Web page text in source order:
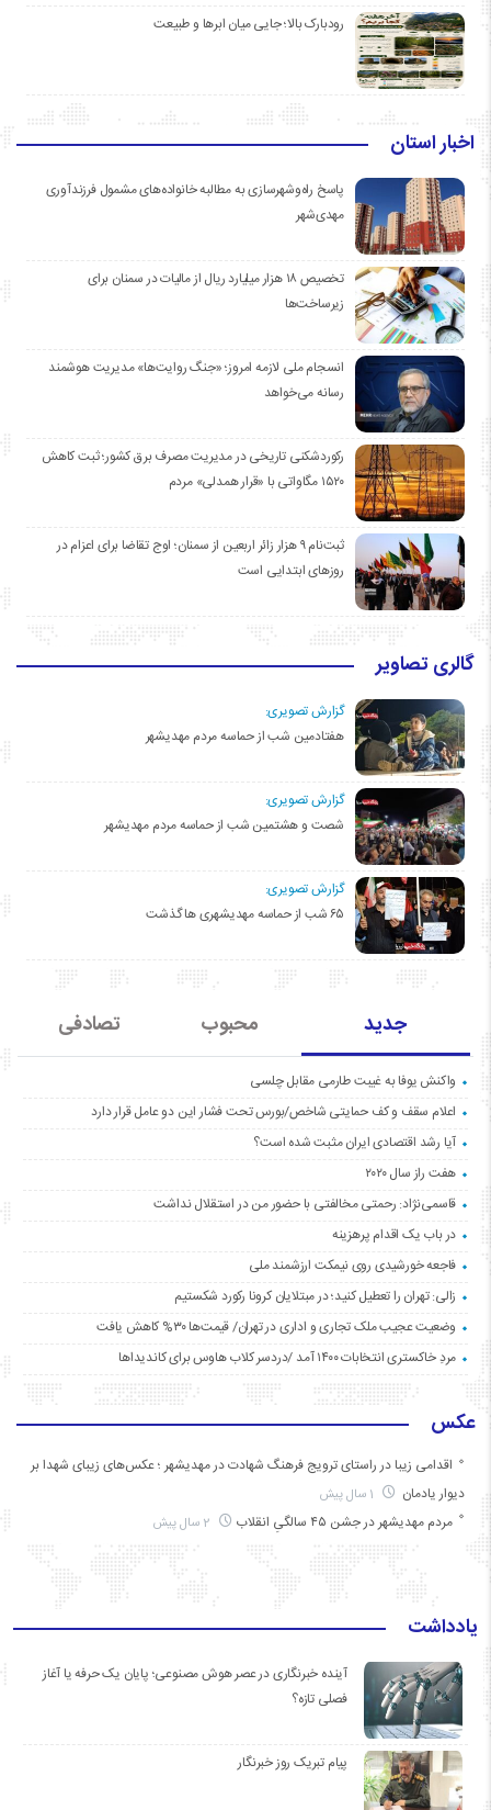
رودبارک بالا؛ جایی میان ابرها و طبیعت
اخبار استان
پاسخ راه‌وشهرسازی به مطالبه خانواده‌های مشمول فرزندآوری
مهدی‌شهر
تخصیص ۱۸ هزار میلیارد ریال از مالیات در سمنان برای
زیرساخت‌ها
انسجام ملی لازمه امروز؛ «جنگ روایت‌ها» مدیریت هوشمند
رسانه می‌خواهد
رکوردشکنی تاریخی در مدیریت مصرف برق کشور؛ ثبت کاهش
۱۵۲۰ مگاواتی با «قرار همدلی» مردم
ثبت‌نام ۹ هزار زائر اربعین از سمنان؛ اوج تقاضا برای اعزام در
روزهای ابتدایی است
گالری تصاویر
گزارش تصویری:
هفتادمین شب از حماسه مردم مهدیشهر
گزارش تصویری:
شصت و هشتمین شب از حماسه مردم مهدیشهر
گزارش تصویری:
۶۵ شب از حماسه مهدیشهری ها گذشت
جدید محبوب تصادفی
واکنش یوفا به غیبت طارمی مقابل چلسی
اعلام سقف و کف حمایتی شاخص/بورس تحت فشار این دو عامل قرار دارد
آیا رشد اقتصادی ایران مثبت شده است؟
هفت راز سال ۲۰۲۰
قاسمی‌نژاد: رحمتی مخالفتی با حضور من در استقلال نداشت
در باب یک اقدام پرهزینه
فاجعه خورشیدی روی نیمکت ارزشمند ملی
زالی: تهران را تعطیل کنید؛ در مبتلایان کرونا رکورد شکستیم
وضعیت عجیب ملک تجاری و اداری در تهران/ قیمت‌ها ۳۰% کاهش یافت
مردِ خاکستری انتخابات ۱۴۰۰ آمد /دردسر کلاب هاوس برای کاندیداها
عکس
اقدامی زیبا در راستای ترویج فرهنگ شهادت در مهدیشهر ؛ عکس‌های زیبای شهدا بر
دیوار یادمان
مردم مهدیشهر در جشن ۴۵ سالگیِ انقلاب
یادداشت
آینده خبرنگاری در عصر هوش مصنوعی؛ پایان یک حرفه یا آغاز
فصلی تازه؟
پیام تبریک روز خبرنگار